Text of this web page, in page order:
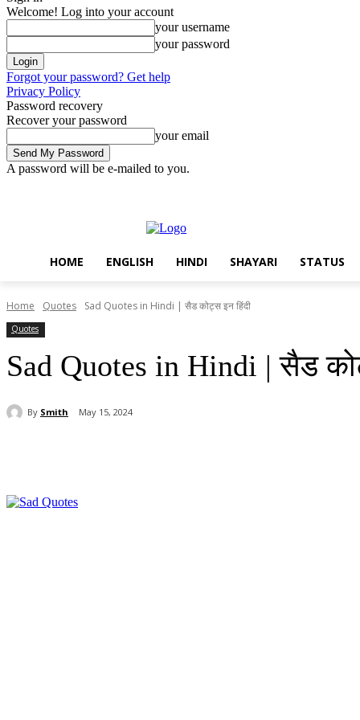
Welcome! Log into your account
your username
your password
Forgot your password? Get help
Privacy Policy
Password recovery
Recover your password
your email
A password will be e-mailed to you.
HOME ENGLISH HINDI SHAYARI STATUS
Home Quotes Sad Quotes in Hindi | सैड कोट्स इन हिंदी
Quotes
Sad Quotes in Hindi | सैड
By Smith May 15, 2024